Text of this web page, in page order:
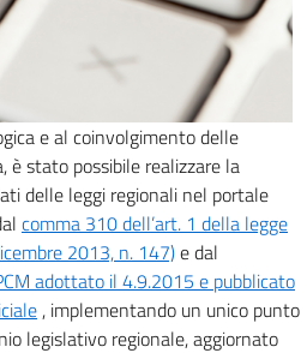
e al coinvolgimento delle
è stato possibile realizzare la
delle leggi regionali nel portale
comma 310 dell’art. 1 della legge
2013, n. 147)e dal
adottato il 4.9.2015 e pubblicato
, implementando un unico punto
legislativo regionale, aggiornato